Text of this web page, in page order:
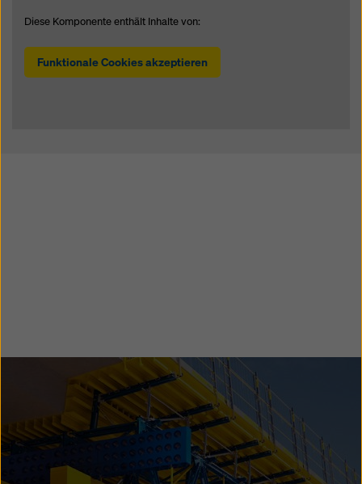
Diese Komponente enthält Inhalte von:
Funktionale Cookies akzeptieren